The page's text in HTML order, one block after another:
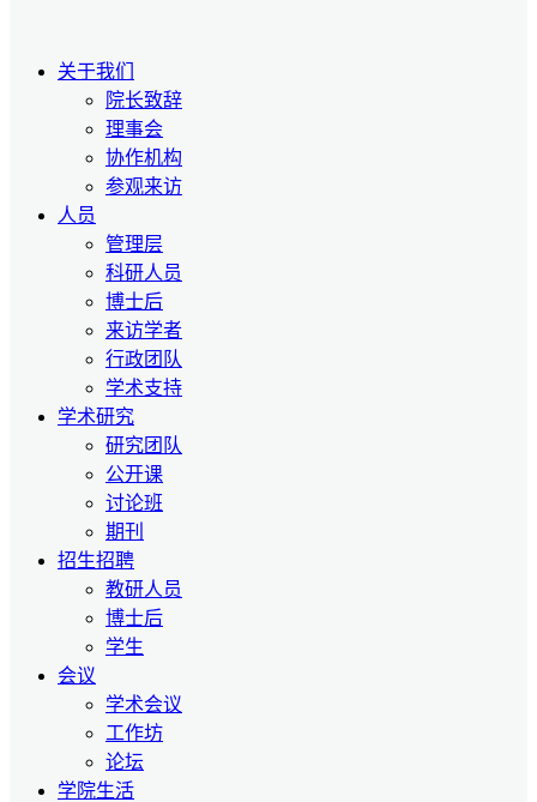
关于我们
院长致辞
理事会
协作机构
参观来访
人员
管理层
科研人员
博士后
来访学者
行政团队
学术支持
学术研究
研究团队
公开课
讨论班
期刊
招生招聘
教研人员
博士后
学生
会议
学术会议
工作坊
论坛
学院生活